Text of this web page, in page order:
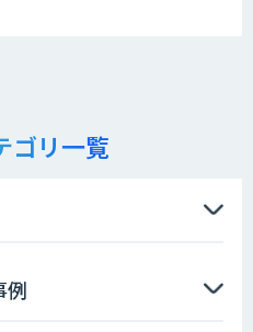
ゴリ一覧
例